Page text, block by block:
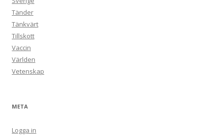
Tänder
Tänkvärt
Tillskott
Vaccin
Världen
Vetenskap
META
Logga in